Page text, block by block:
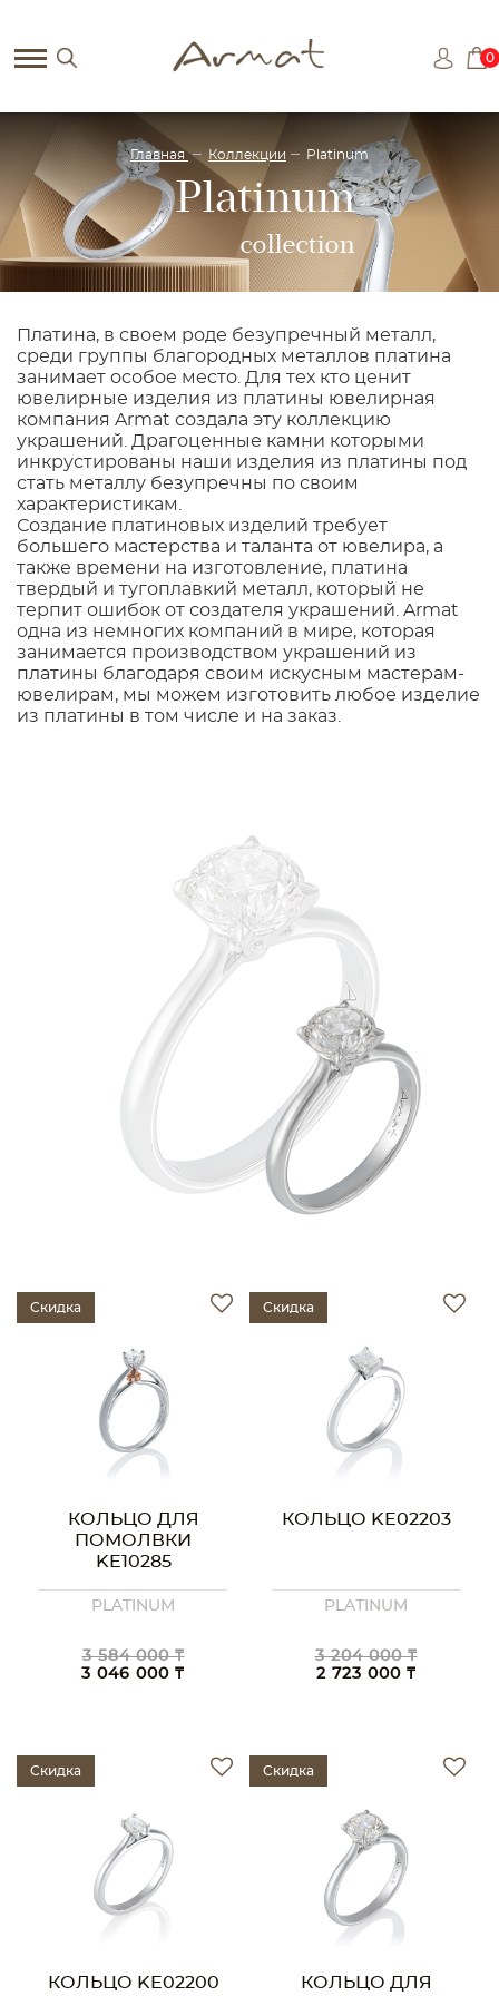
0
Главная Коллекции Platinum
Platinum
collection
Платина, в своем роде безупречный металл,
среди группы благородных металлов платина
занимает особое место. Для тех кто ценит
ювелирные изделия из платины ювелирная
компания Armat создала эту коллекцию
украшений. Драгоценные камни которыми
инкрустированы наши изделия из платины под
стать металлу безупречны по своим
характеристикам.
Создание платиновых изделий требует
большего мастерства и таланта от ювелира, а
также времени на изготовление, платина
твердый и тугоплавкий металл, который не
терпит ошибок от создателя украшений. Armat
одна из немногих компаний в мире, которая
занимается производством украшений из
платины благодаря своим искусным мастерам-
ювелирам, мы можем изготовить любое изделие
из платины в том числе и на заказ.
Скидка
КОЛЬЦО ДЛЯ
ПОМОЛВКИ
KE10285
PLATINUM
3 584 000 ₸
3 046 000 ₸
Скидка
КОЛЬЦО KE02203
PLATINUM
3 204 000 ₸
2 723 000 ₸
Скидка
КОЛЬЦО KE02200
Скидка
КОЛЬЦО ДЛЯ